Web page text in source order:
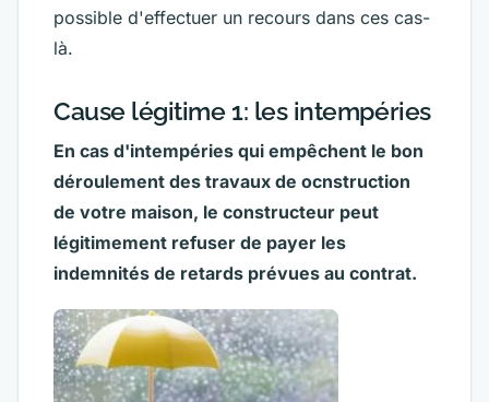
possible d'effectuer un recours dans ces cas-
là.
Cause légitime 1: les intempéries
En cas d'intempéries qui empêchent le bon
déroulement des travaux de ocnstruction
de votre maison, le constructeur peut
légitimement refuser de payer les
indemnités de retards prévues au contrat.